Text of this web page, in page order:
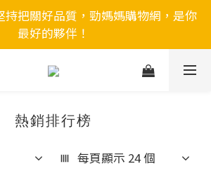
持把關好品質，勁媽媽購物網，是你
最好的夥伴！
熱銷排行榜
每頁顯示 24 個